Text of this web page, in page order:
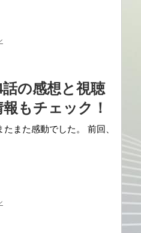
の感想と視聴
もチェック！
また感動でした。 前回、